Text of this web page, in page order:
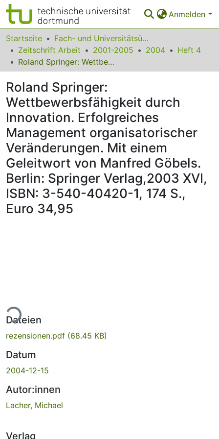
Anmelden
Bereiche & Sammlungen
Das gesamte Repositorium
FAQ
Leitlinien
Zurück zur Startseite
Startseite
Fach- und Universitätsübergreifendes
Zeitschrift Arbeit
2001-2005 2004
Heft 4
Roland Springer: Wettbewerbsfähigkeit durch Innovation. Erfolgreiches Management organisatorischer Veränderungen. Mit einem Geleitwort von Manfred Göbels. Berlin: Springer Verlag,2003 XVI, ISBN: 3-540-40420-1, 174 S., Euro 34,95
Roland Springer:
Wettbewerbsfähigkeit durch
Innovation. Erfolgreiches
Management organisatorischer
Veränderungen. Mit einem
Geleitwort von Manfred Göbels.
Berlin: Springer Verlag,2003 XVI,
ISBN: 3-540-40420-1, 174 S.,
Euro 34,95
Dateien
rezensionen.pdf (68.45 KB)
Datum
2004-12-15
Autor:innen
Lacher, Michael
Verlag